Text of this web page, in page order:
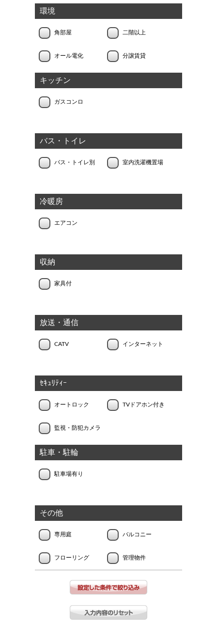
環境
角部屋 二階以上
オール電化 分譲賃貸
キッチン
ガスコンロ
バス・トイレ
バス・トイレ別 室内洗濯機置場
冷暖房
エアコン
収納
家具付
放送・通信
CATV インターネット
ｾｷｭﾘﾃｨｰ
オートロック TVドアホン付き
監視・防犯カメラ
駐車・駐輪
駐車場有り
その他
専用庭 バルコニー
フローリング 管理物件